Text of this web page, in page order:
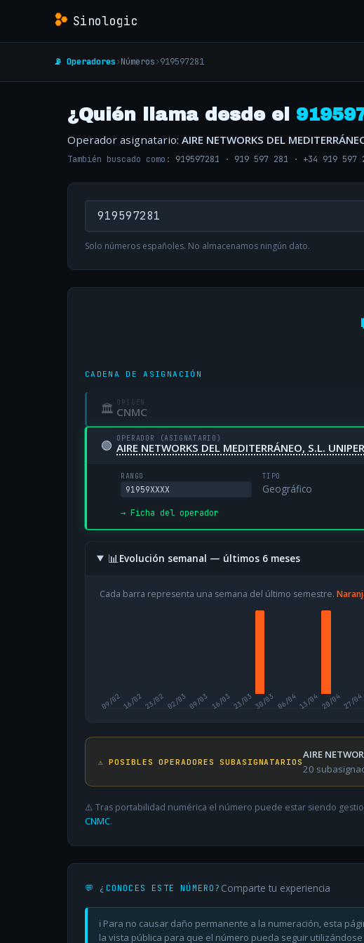
Sinologic
📡 Operadores›Números›919597281
¿Quién llama desde el
Operador asignatario: AIRE NETWORKS DEL
También buscado como: 919597281 · 919 597 281 · +34 919 597
Solo números españoles. No almacenamos ningún dato.
CADENA DE ASIGNACIÓN
🏛 ORIGEN
CNMC
🟢 OPERADOR (ASIGNATARIO)
AIRE NETWORKS DEL MEDITERRÁNEO, S.L.
RANGO
91959XXXX
TIPO
Geográfico
→ Ficha del operador
📊Evolución semanal — últimos 6 meses
Cada barra representa una semana del último semestre.
09/0216/0223/02 02/03 09/03 16/03 23/03 30/03 06/0413/04 20/0427/04
⚠️ POSIBLES OPERADORES SUBASIGNATARIOS
AIRE
20
⚠️ Tras portabilidad numérica el número puede estar siendo
CNMC.
💬 ¿CONOCES ESTE NÚMERO? Comparte tu experiencia
ℹ️ Para no causar daño permanente a la numeración, esta
la vista pública para que el número pueda seguir